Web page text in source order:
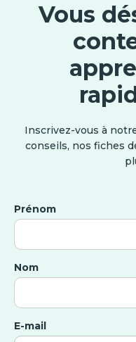
Vous
Inscrivez-vous à
conseils, nos fiches
Prénom
Nom
E-mail